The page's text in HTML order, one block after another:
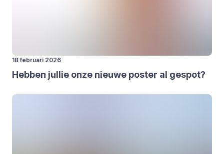
18 februari 2026
Heb­ben jul­lie onze nieu­we pos­ter al gespot?